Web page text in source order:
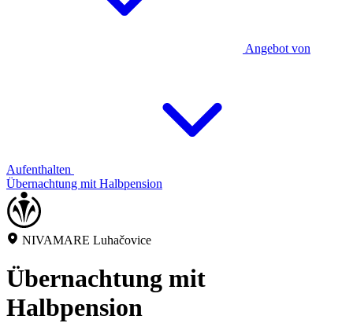
Angebot von
Aufenthalten
Übernachtung mit Halbpension
NIVAMARE Luhačovice
Übernachtung mit
Halbpension